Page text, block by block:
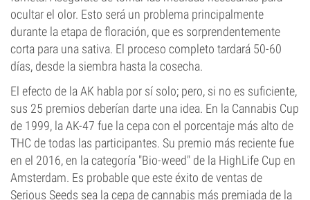
ocultar el olor. Esto será un problema principalmente
durante la etapa de floración, que es sorprendentemente
corta para una sativa. El proceso completo tardará 50-60
días, desde la siembra hasta la cosecha.
El efecto de la AK habla por sí solo; pero, si no es suficiente,
sus 25 premios deberían darte una idea. En la Cannabis Cup
de 1999, la AK-47 fue la cepa con el porcentaje más alto de
THC de todas las participantes. Su premio más reciente fue
en el 2016, en la categoría "Bio-weed" de la HighLife Cup en
Amsterdam. Es probable que este éxito de ventas de
Serious Seeds sea la cepa de cannabis más premiada de la